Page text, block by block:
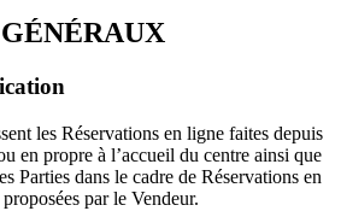
les Réservations en ligne faites depuis
en propre à l’accueil du centre ainsi que
Parties dans le cadre de Réservations en
par le Vendeur.